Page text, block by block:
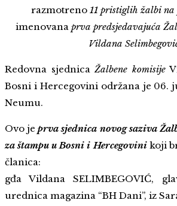
razmotreno 11 pristiglih žalbi na
imenovana prva predsjedavajuća
Vildana
Redovna sjednicaŽalbene komisije
Bosni i Hercegovini održana je 06.
Neumu.
Ovo jeprva sjednica novog saziva
za štampu u Bosni i Hercegovinikoji
članica:
gđa Vildana SELIMBEGOVIĆ,
urednica magazina “BH Dani”, iz